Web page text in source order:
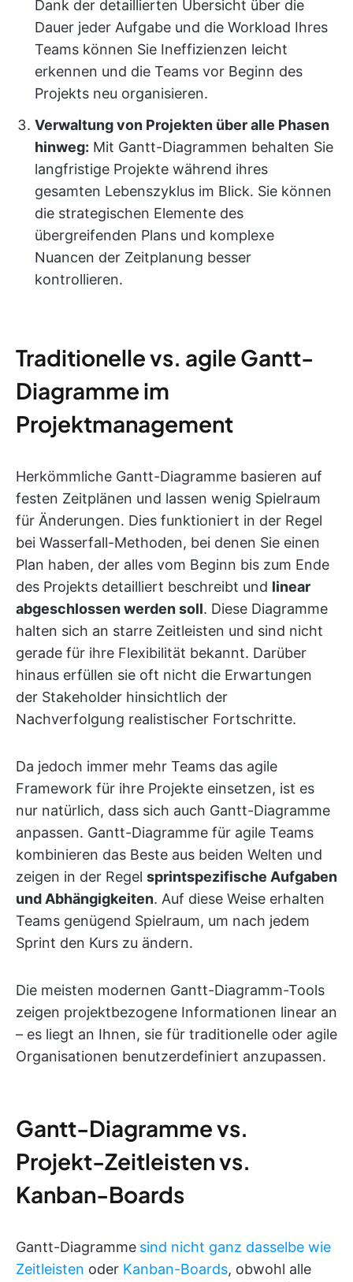
Dank der detaillierten Übersicht über die
Dauer jeder Aufgabe und die Workload Ihres
Teams können Sie Ineffizienzen leicht
erkennen und die Teams vor Beginn des
Projekts neu organisieren.
Verwaltung von Projekten über alle Phasen
hinweg: Mit Gantt-Diagrammen behalten Sie
langfristige Projekte während ihres
gesamten Lebenszyklus im Blick. Sie können
die strategischen Elemente des
übergreifenden Plans und komplexe
Nuancen der Zeitplanung besser
kontrollieren.
Traditionelle vs. agile Gantt-
Diagramme im
Projektmanagement
Herkömmliche Gantt-Diagramme basieren auf
festen Zeitplänen und lassen wenig Spielraum
für Änderungen. Dies funktioniert in der Regel
bei Wasserfall-Methoden, bei denen Sie einen
Plan haben, der alles vom Beginn bis zum Ende
des Projekts detailliert beschreibt und linear
abgeschlossen werden soll. Diese Diagramme
halten sich an starre Zeitleisten und sind nicht
gerade für ihre Flexibilität bekannt. Darüber
hinaus erfüllen sie oft nicht die Erwartungen
der Stakeholder hinsichtlich der
Nachverfolgung realistischer Fortschritte.
Da jedoch immer mehr Teams das agile
Framework für ihre Projekte einsetzen, ist es
nur natürlich, dass sich auch Gantt-Diagramme
anpassen. Gantt-Diagramme für agile Teams
kombinieren das Beste aus beiden Welten und
zeigen in der Regel sprintspezifische Aufgaben
und Abhängigkeiten. Auf diese Weise erhalten
Teams genügend Spielraum, um nach jedem
Sprint den Kurs zu ändern.
Die meisten modernen Gantt-Diagramm-Tools
zeigen projektbezogene Informationen linear an
– es liegt an Ihnen, sie für traditionelle oder agile
Organisationen benutzerdefiniert anzupassen.
Gantt-Diagramme vs.
Projekt-Zeitleisten vs.
Kanban-Boards
Gantt-Diagramme sind nicht ganz dasselbe wie
Zeitleisten oder Kanban-Boards, obwohl alle